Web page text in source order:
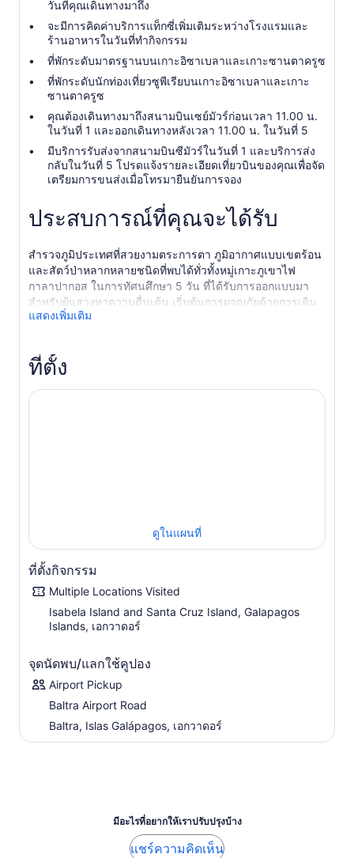
วันที่คุณเดินทางมาถึง
จะมีการคิดค่าบริการแท็กซี่เพิ่มเติมระหว่างโรงแรมและ
ร้านอาหารในวันที่ทำกิจกรรม
ที่พักระดับมาตรฐานบนเกาะอิซาเบลาและเกาะซานตาครูซ
ที่พักระดับนักท่องเที่ยวซูพีเรียบนเกาะอิซาเบลาและเกาะ
ซานตาครูซ
คุณต้องเดินทางมาถึงสนามบินเซย์มัวร์ก่อนเวลา 11.00 น.
ในวันที่ 1 และออกเดินทางหลังเวลา 11.00 น. ในวันที่ 5
มีบริการรับส่งจากสนามบินซีมัวร์ในวันที่ 1 และบริการส่ง
กลับในวันที่ 5 โปรดแจ้งรายละเอียดเที่ยวบินของคุณเพื่อจัด
เตรียมการขนส่งเมื่อโทรมายืนยันการจอง
ประสบการณ์ที่คุณจะได้รับ
สำรวจภูมิประเทศที่สวยงามตระการตา ภูมิอากาศแบบเขตร้อน
และสัตว์ป่าหลากหลายชนิดที่พบได้ทั่วทั้งหมู่เกาะภูเขาไฟ
กาลาปากอส ในการทัศนศึกษา 5 วัน ที่ได้รับการออกแบบมา
สำหรับผู้แสวงหาความตื่นเต้น เริ่มต้นการผจญภัยด้วยการเดิน
ป่า ปั่นจักรยาน และดำน้ำตื้นบน 2 เกาะของจังหวัด
คุณไปที่เกาะซานตาครูซ ขึ้นเรือความเร็วสูงเพื่อเดินทางไปยัง
เกาะอิซาเบลา ออกเดินทางสู่ Flamingo Lagoon เพื่อดูนก
สีชมพูสดใสที่กำลังกินอาหารในป่า
เดินทางไปยังท่าเรือเพื่อผจญภัยด้วยการพายเรือ
คายัคไปยัง Las Tintoreras หลังรับประทานอาหารกลางวัน
ชายหาดอันเงียบสงบ อุโมงค์ลาวา และสระน้ำธรรมชาติที่เป็น
ประกาย
วันที่ 4: ซานตาครูซและเดินป่าใน Cerro Chatoออกเดิน
ทางในตอนเช้าเพื่อโดยสารเรือเร็วกลับเกาะซานตาครูซ ออก
นกฟินซ์กาลาปากอสขนฟู
วันที่ 5 : ออกเดินทาง
แสดงเพิ่มเติม
ที่ตั้ง
ดูในแผนที่
ที่ตั้งกิจกรรม
Multiple Locations Visited
Isabela Island and Santa Cruz Island, Galapagos
Islands, เอกวาดอร์
จุดนัดพบ/แลกใช้คูปอง
Airport Pickup
Baltra Airport Road
Baltra, Islas Galápagos, เอกวาดอร์
มีอะไรที่อยากให้เราปรับปรุงบ้าง
แชร์ความคิดเห็น